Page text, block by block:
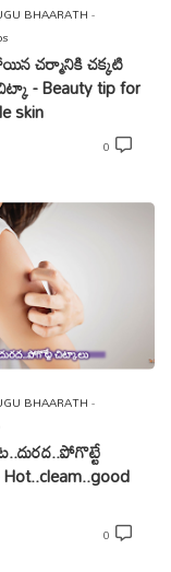
BHAARATH
చర్మానికి చక్కటి
- Beauty tip for
skin
0
BHAARATH
0